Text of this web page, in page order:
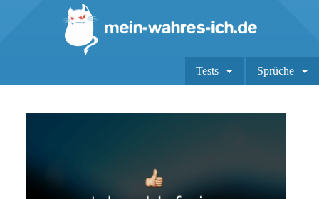
Tests Sprüche